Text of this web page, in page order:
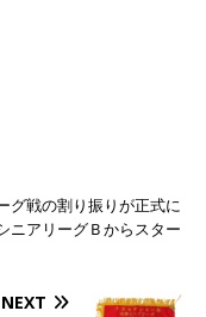
グ戦の割り振りが正式に
アリーグＢからスター
NEXT